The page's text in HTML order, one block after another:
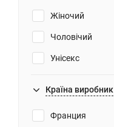
250
300
400
500
Жіночий
Чоловічий
Унісекс
Країна виробник
Франция